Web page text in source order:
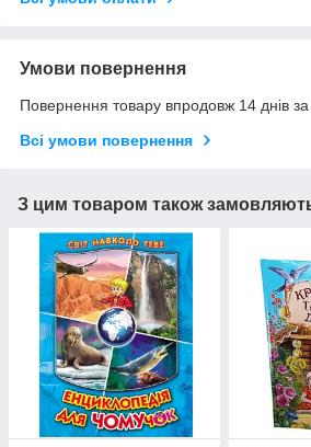
Умови повернення
Повернення товару впродовж 14 днів
Всі умови повернення
З цим товаром також